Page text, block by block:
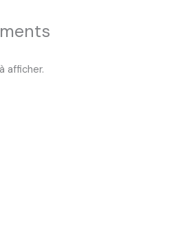
afficher.